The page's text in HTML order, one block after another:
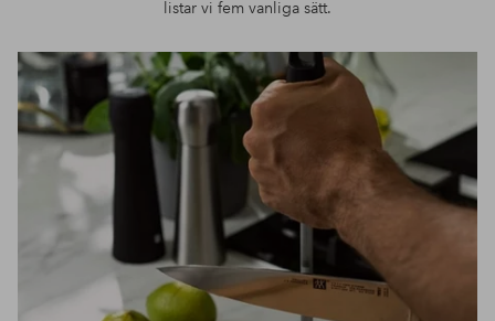
listar vi fem vanliga sätt.